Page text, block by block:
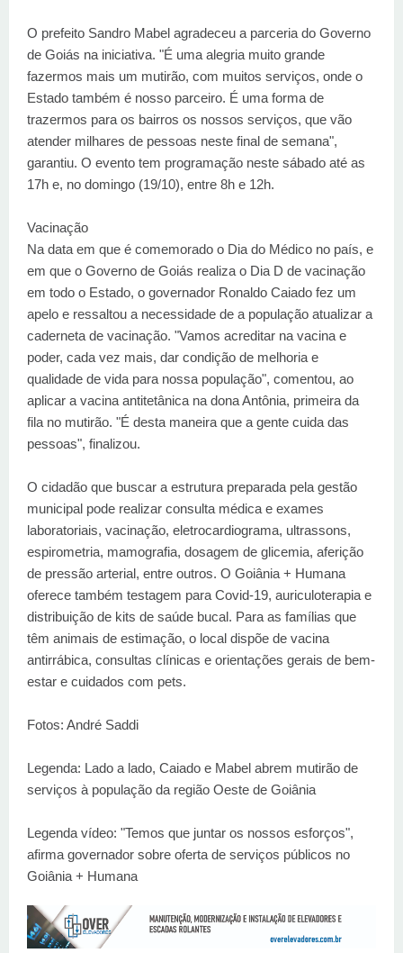
O prefeito Sandro Mabel agradeceu a parceria do Governo
de Goiás na iniciativa. "É uma alegria muito grande
fazermos mais um mutirão, com muitos serviços, onde o
Estado também é nosso parceiro. É uma forma de
trazermos para os bairros os nossos serviços, que vão
atender milhares de pessoas neste final de semana",
garantiu. O evento tem programação neste sábado até as
17h e, no domingo (19/10), entre 8h e 12h.
Vacinação
Na data em que é comemorado o Dia do Médico no país, e
em que o Governo de Goiás realiza o Dia D de vacinação
em todo o Estado, o governador Ronaldo Caiado fez um
apelo e ressaltou a necessidade de a população atualizar a
caderneta de vacinação. "Vamos acreditar na vacina e
poder, cada vez mais, dar condição de melhoria e
qualidade de vida para nossa população", comentou, ao
aplicar a vacina antitetânica na dona Antônia, primeira da
fila no mutirão. "É desta maneira que a gente cuida das
pessoas", finalizou.
O cidadão que buscar a estrutura preparada pela gestão
municipal pode realizar consulta médica e exames
laboratoriais, vacinação, eletrocardiograma, ultrassons,
espirometria, mamografia, dosagem de glicemia, aferição
de pressão arterial, entre outros. O Goiânia + Humana
oferece também testagem para Covid-19, auriculoterapia e
distribuição de kits de saúde bucal. Para as famílias que
têm animais de estimação, o local dispõe de vacina
antirrábica, consultas clínicas e orientações gerais de bem-
estar e cuidados com pets.
Fotos: André Saddi
Legenda: Lado a lado, Caiado e Mabel abrem mutirão de
serviços à população da região Oeste de Goiânia
Legenda vídeo: "Temos que juntar os nossos esforços",
afirma governador sobre oferta de serviços públicos no
Goiânia + Humana